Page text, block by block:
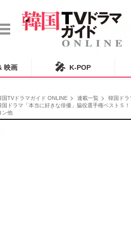
映画 🎤 K-POP
国TVドラマガイド ONLINE 連載一覧
韓国ドラ
国ドラマ「本当に好きな俳優」脇役選手権ベスト５
ン他